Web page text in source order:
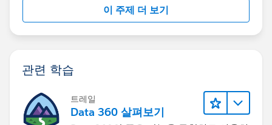
이 주제 더 보기
관련 학습
트레일
Data 360 살펴보기